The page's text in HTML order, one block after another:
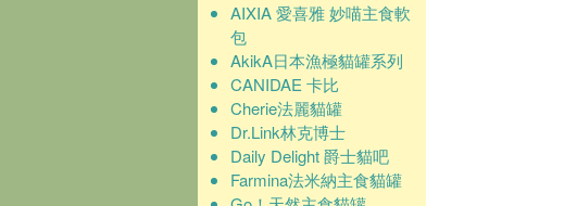
AIXIA 愛喜雅 妙喵主食軟
包
AkikA日本漁極貓罐系列
CANIDAE 卡比
Cherie法麗貓罐
Dr.Link林克博士
Daily Delight 爵士貓吧
Farmina法米納主食貓罐